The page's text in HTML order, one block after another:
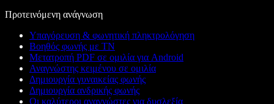
Προτεινόμενη ανάγνωση
Υπαγόρευση & φωνητική πληκτρολόγηση
Βοηθός φωνής με ΤΝ
Μετατροπή PDF σε ομιλία για Android
Αναγνώστης κειμένου σε ομιλία
Δημιουργία γυναικείας φωνής
Δημιουργία ανδρικής φωνής
Οι καλύτεροι αναγνώστες για δυσλεξία